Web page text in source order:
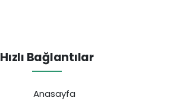
Hızlı Bağlantılar
Anasayfa